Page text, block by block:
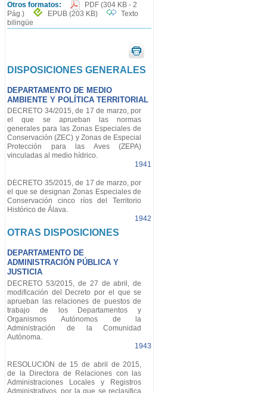
Otros formatos: PDF (304 KB - 2
Pág.)
EPUB (203 KB)
Texto
bilingüe
DISPOSICIONES GENERALES
DEPARTAMENTO DE MEDIO
AMBIENTE Y POLÍTICA TERRITORIAL
DECRETO 34/2015, de 17 de marzo, por
el que se aprueban las normas
generales para las Zonas Especiales de
Conservación (ZEC) y Zonas de Especial
Protección para las Aves (ZEPA)
vinculadas al medio hídrico.
1941
DECRETO 35/2015, de 17 de marzo, por
el que se designan Zonas Especiales de
Conservación cinco ríos del Territorio
Histórico de Álava.
1942
OTRAS DISPOSICIONES
DEPARTAMENTO DE
ADMINISTRACIÓN PÚBLICA Y
JUSTICIA
DECRETO 53/2015, de 27 de abril, de
modificación del Decreto por el que se
aprueban las relaciones de puestos de
trabajo de los Departamentos y
Organismos Autónomos de la
Administración de la Comunidad
Autónoma.
1943
RESOLUCIÓN de 15 de abril de 2015,
de la Directora de Relaciones con las
Administraciones Locales y Registros
Administrativos, por la que se reclasifica